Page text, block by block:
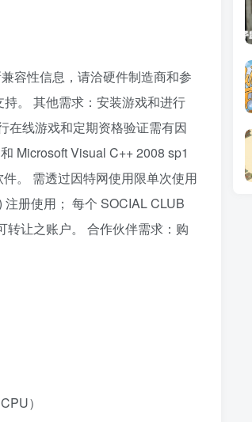
容性信息，请洽硬件制造商和参
。 其他需求：安装游戏和进行
在线游戏和定期资格验证需有因
Microsoft Visual C++ 2008 sp1
。 需透过因特网使用限单次使用
册使用； 每个 SOCIAL CLUB
转让之账户。 合作伙伴需求：购
）